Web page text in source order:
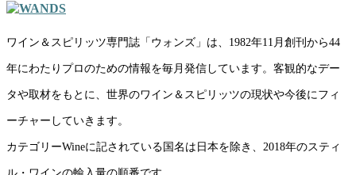
ワイン＆スピリッツ専門誌「ウォンズ」は、1982年11月創刊から44
年にわたりプロのための情報を毎月発信しています。客観的なデー
タや取材をもとに、世界のワイン＆スピリッツの現状や今後にフィ
ーチャーしていきます。
カテゴリーWineに記されている国名は日本を除き、2018年のスティ